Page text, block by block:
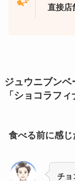
直接店
ジュウニブン
「ショコラフィ
食べる前に感じ
チョ